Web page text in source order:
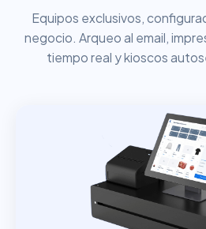
Equipos exclusivos,
negocio. Arqueo al email,
tiempo real y kioscos